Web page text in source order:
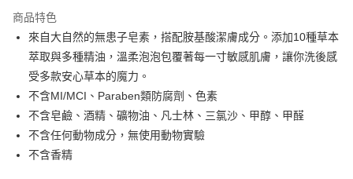
Apple Pay
悠遊付
Google Pay
大哥付你分期
相關說明
【大哥付你分期使用說明】
商品特色
來自大自然的無患子皂素，搭配胺基酸潔膚成分。添加10種草本
萃取與多種精油，溫柔泡泡包覆著每一寸敏感肌膚，讓你洗後感
受多款安心草本的魔力。
不含MI/MCI、Paraben類防腐劑、色素
不含皂鹼、酒精、礦物油、凡士林、三氯沙、甲醇、甲醛
不含任何動物成分，無使用動物實驗
不含香精